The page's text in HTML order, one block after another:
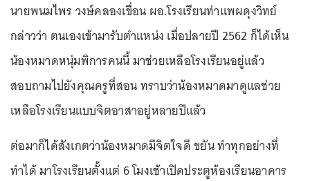
นายพนมไพร วงษ์คลองเขื่อน ผอ.โรงเรียนท่าแพผดุงวิทย์
กล่าวว่า ตนเองเข้ามารับตำแหน่ง เมื่อปลายปี 2562 ก็ได้เห็น
น้องหมาดหนุ่มพิการคนนี้ มาช่วยเหลือโรงเรียนอยู่แล้ว
สอบถามไปยังคุณครูที่สอน ทราบว่าน้องหมาดมาดูแลช่วย
เหลือโรงเรียนแบบจิตอาสาอยู่หลายปีแล้ว
ต่อมาก็ได้สังเกตว่าน้องหมาดมีจิตใจดี ขยัน ทำทุกอย่างที่
ทำได้ มาโรงเรียนตั้งแต่ 6 โมงเช้าเปิดประตูห้องเรียนอาคาร